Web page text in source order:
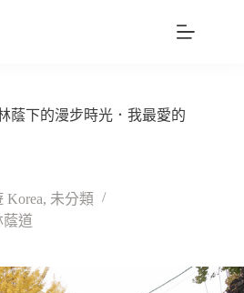
蔭下的漫步時光．我最愛的
Korea, 未分類
蔭道